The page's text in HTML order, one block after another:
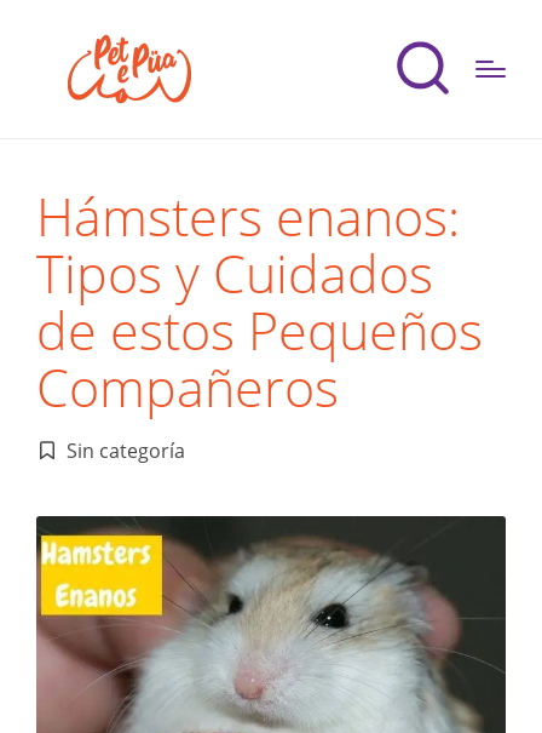
Hámsters enanos:
Tipos y Cuidados
de estos Pequeños
Compañeros
Publicado
Sin categoría